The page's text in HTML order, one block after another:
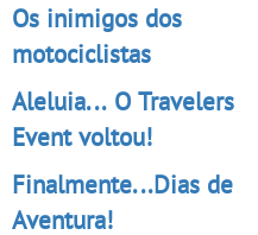
Os inimigos dos
motociclistas
Aleluia... O Travelers
Event voltou!
Finalmente...Dias de
Aventura!